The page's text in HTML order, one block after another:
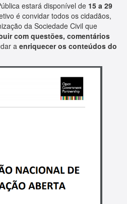
estará disponível de 15 a 29
é convidar todos os cidadãos,
da Sociedade Civil que
com questões, comentários
a enriquecer os conteúdos do